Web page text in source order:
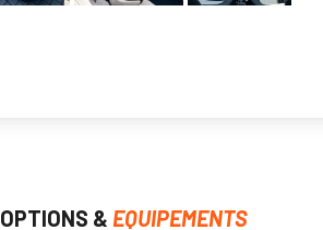
OPTIONS & EQUIPEMENTS